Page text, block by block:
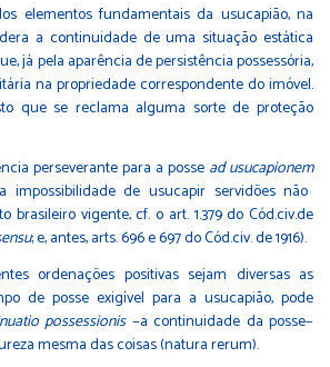
elementos fundamentais da usucapião, na
a continuidade de uma situação estática
já pela aparência de persistência possessória,
na propriedade correspondente do imóvel.
que se reclama alguma sorte de proteção
perseverante para a posse ad usucapionem
impossibilidade de usucapir servidões não
brasileiro vigente, cf. o art. 1.379 do Cód.civ.de
; e, antes, arts. 696 e 697 do Cód.civ. de 1916).
ordenações positivas sejam diversas as
de posse exigível para a usucapião, pode
possessionis−a continuidade da posse−
mesma das coisas (natura rerum).